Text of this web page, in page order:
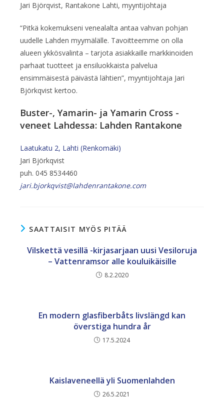
Jari Björqvist, Rantakone Lahti, myyntijohtaja
“Pitkä kokemukseni venealalta antaa vahvan pohjan
uudelle Lahden myymälälle. Tavoitteemme on olla
alueen ykkösvalinta – tarjota asiakkaille markkinoiden
parhaat tuotteet ja ensiluokkaista palvelua
ensimmäisestä päivästä lähtien”, myyntijohtaja Jari
Björkqvist kertoo.
Buster-, Yamarin- ja Yamarin Cross -
veneet Lahdessa: Lahden Rantakone
Laatukatu 2, Lahti (Renkomäki)
Jari Björkqvist
puh. 045 8534460
jari.bjorkqvist@lahdenrantakone.com
SAATTAISIT MYÖS PITÄÄ
Vilskettä vesillä -kirjasarjaan uusi Vesiloruja
– Vattenramsor alle kouluikäisille
8.2.2020
En modern glasfiberbåts livslängd kan
överstiga hundra år
17.5.2024
Kaislaveneellä yli Suomenlahden
26.5.2021